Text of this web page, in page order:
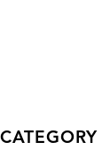
CATEGORY